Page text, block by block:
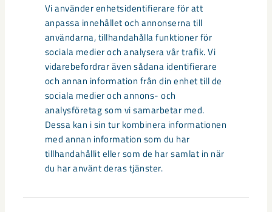
Vi använder enhetsidentifierare för att
anpassa innehållet och annonserna till
användarna, tillhandahålla funktioner för
sociala medier och analysera vår trafik. Vi
vidarebefordrar även sådana identifierare
och annan information från din enhet till de
sociala medier och annons- och
analysföretag som vi samarbetar med.
Dessa kan i sin tur kombinera informationen
med annan information som du har
tillhandahållit eller som de har samlat in när
du har använt deras tjänster.
Så kan humanoida robotar öka
säkerheten i framtidens gruva
Utvecklingen av humanoida robotar, människoliknande
robotar med armar och ben, går snabbt. I takt med att
tekniken blir alltmer avancerad ...
Nytt sovringsverk växer fram